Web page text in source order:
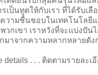
รเป็นทูตให้กับเรา ที่ได้รับเลื
วามชื่นชอบในเทคโนโลยีแ
วกเขา เราหวังที่จะแบ่งปัน
มาจากความหลากหลายดัง
details . . . ติดตามรายละเ